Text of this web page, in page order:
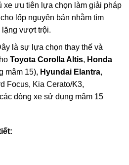
ưu tiên lựa chọn làm giải pháp
lốp nguyên bản nhằm tìm
lặng vượt trội.
là sự lựa chọn thay thế và
Toyota Corolla Altis, Honda
mâm 15), Hyundai Elantra,
Focus, Kia Cerato/K3,
dòng xe sử dụng mâm 15